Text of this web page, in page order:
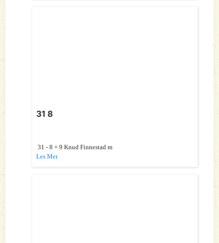
31 8
31 - 8 + 9 Knud Finnestad m
Les Mer